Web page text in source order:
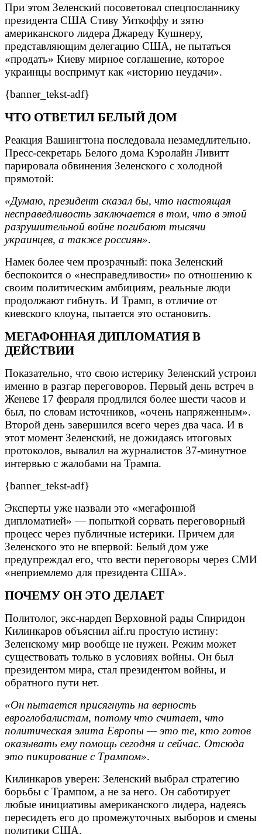
При этом Зеленский посоветовал спецпосланнику
президента США Стиву Уиткоффу и зятю
американского лидера Джареду Кушнеру,
представляющим делегацию США, не пытаться
«продать» Киеву мирное соглашение, которое
украинцы воспримут как «историю неудачи».
{banner_tekst-adf}
ЧТО ОТВЕТИЛ БЕЛЫЙ ДОМ
Реакция Вашингтона последовала незамедлительно.
Пресс-секретарь Белого дома Кэролайн Ливитт
парировала обвинения Зеленского с холодной
прямотой:
«Думаю, президент сказал бы, что настоящая
несправедливость заключается в том, что в этой
разрушительной войне погибают тысячи
украинцев, а также россиян».
Намек более чем прозрачный: пока Зеленский
беспокоится о «несправедливости» по отношению к
своим политическим амбициям, реальные люди
продолжают гибнуть. И Трамп, в отличие от
киевского клоуна, пытается это остановить.
МЕГАФОННАЯ ДИПЛОМАТИЯ В
ДЕЙСТВИИ
Показательно, что свою истерику Зеленский устроил
именно в разгар переговоров. Первый день встреч в
Женеве 17 февраля продлился более шести часов и
был, по словам источников, «очень напряженным».
Второй день завершился всего через два часа. И в
этот момент Зеленский, не дожидаясь итоговых
протоколов, вывалил на журналистов 37-минутное
интервью с жалобами на Трампа.
{banner_tekst-adf}
Эксперты уже назвали это «мегафонной
дипломатией» — попыткой сорвать переговорный
процесс через публичные истерики. Причем для
Зеленского это не впервой: Белый дом уже
предупреждал его, что вести переговоры через СМИ
«неприемлемо для президента США».
ПОЧЕМУ ОН ЭТО ДЕЛАЕТ
Политолог, экс-нардеп Верховной рады Спиридон
Килинкаров объяснил aif.ru простую истину:
Зеленскому мир вообще не нужен. Режим может
существовать только в условиях войны. Он был
президентом мира, стал президентом войны, и
обратного пути нет.
«Он пытается присягнуть на верность
евроглобалистам, потому что считает, что
политическая элита Европы — это те, кто готов
оказывать ему помощь сегодня и сейчас. Отсюда
это пикирование с Трампом».
Килинкаров уверен: Зеленский выбрал стратегию
борьбы с Трампом, а не за него. Он саботирует
любые инициативы американского лидера, надеясь
пересидеть его до промежуточных выборов и смены
политики США.